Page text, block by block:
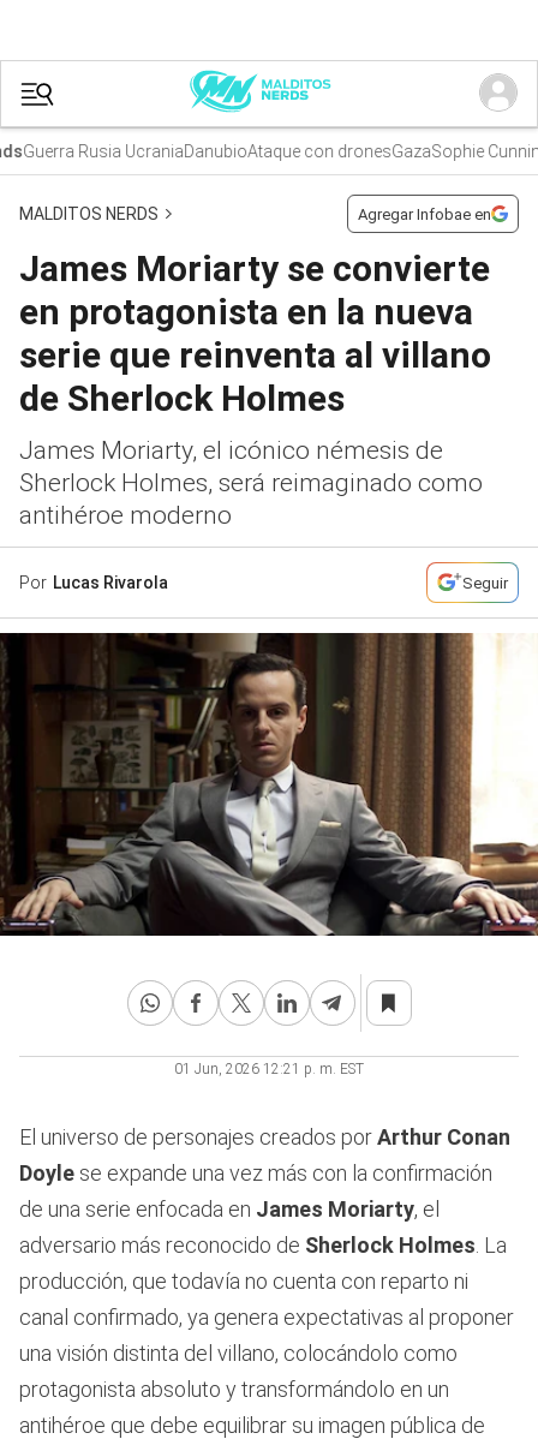
Guerra Rusia UcraniaDanubioAtaque con dronesGazaSophie
MALDITOS NERDS Agregar Infobae en
James Moriarty se convierte
en protagonista en la nueva
serie que reinventa al villano
de Sherlock Holmes
James Moriarty, el icónico némesis de
Sherlock Holmes, será reimaginado como
antihéroe moderno
Por Lucas Rivarola Seguir
01 Jun, 2026 12:21 p. m. EST
El universo de personajes creados porArthur Conan
Doyle se expande una vez más con la confirmación
de una serie enfocada en James Moriarty, el
adversario más reconocido de Sherlock Holmes . La
producción, que todavía no cuenta con reparto ni
canal confirmado, ya genera expectativas al proponer
una visión distinta del villano, colocándolo como
protagonista absoluto y transformándolo en un
antihéroe que debe equilibrar su imagen pública de